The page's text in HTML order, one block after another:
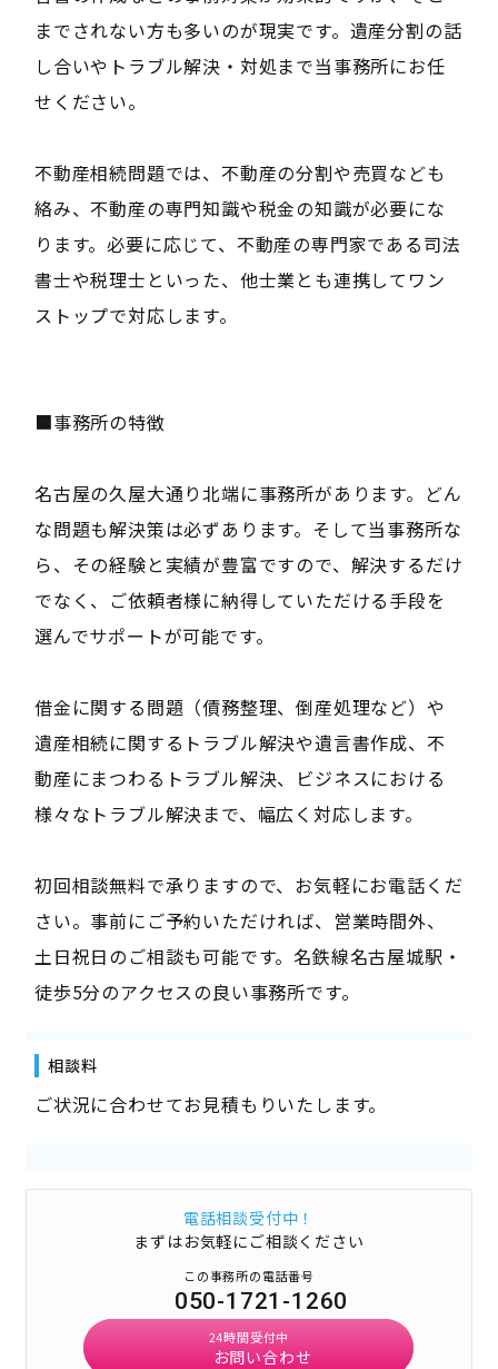
までされない方も多いのが現実です。遺産分割の話
し合いやトラブル解決・対処まで当事務所にお任
せください。
不動産相続問題では、不動産の分割や売買なども
絡み、不動産の専門知識や税金の知識が必要にな
ります。必要に応じて、不動産の専門家である司法
書士や税理士といった、他士業とも連携してワン
ストップで対応します。
■事務所の特徴
名古屋の久屋大通り北端に事務所があります。どん
な問題も解決策は必ずあります。そして当事務所な
ら、その経験と実績が豊富ですので、解決するだけ
でなく、ご依頼者様に納得していただける手段を
選んでサポートが可能です。
借金に関する問題（債務整理、倒産処理など）や
遺産相続に関するトラブル解決や遺言書作成、不
動産にまつわるトラブル解決、ビジネスにおける
様々なトラブル解決まで、幅広く対応します。
初回相談無料で承りますので、お気軽にお電話くだ
さい。事前にご予約いただければ、営業時間外、
土日祝日のご相談も可能です。名鉄線名古屋城駅・
徒歩5分のアクセスの良い事務所です。
相談料
ご状況に合わせてお見積もりいたします。
電話相談受付中！
まずはお気軽にご相談ください
この事務所の電話番号
050-1721-1260
24時間受付中
お問い合わせ